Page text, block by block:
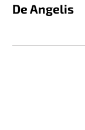
De Angelis